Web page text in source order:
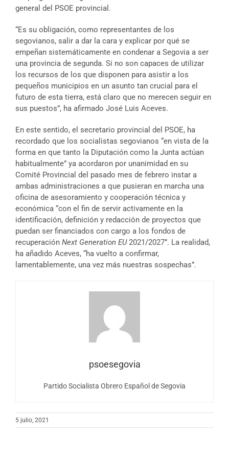
general del PSOE provincial.
“Es su obligación, como representantes de los
segovianos, salir a dar la cara y explicar por qué se
empeñan sistemáticamente en condenar a Segovia a ser
una provincia de segunda. Si no son capaces de utilizar
los recursos de los que disponen para asistir a los
pequeños municipios en un asunto tan crucial para el
futuro de esta tierra, está claro que no merecen seguir en
sus puestos”, ha afirmado José Luis Aceves.
En este sentido, el secretario provincial del PSOE, ha
recordado que los socialistas segovianos “en vista de la
forma en que tanto la Diputación como la Junta actúan
habitualmente” ya acordaron por unanimidad en su
Comité Provincial del pasado mes de febrero instar a
ambas administraciones a que pusieran en marcha una
oficina de asesoramiento y cooperación técnica y
económica “con el fin de servir activamente en la
identificación, definición y redacción de proyectos que
puedan ser financiados con cargo a los fondos de
recuperación Next Generation EU2021/2027”. La realidad,
ha añadido Aceves, “ha vuelto a confirmar,
lamentablemente, una vez más nuestras sospechas”.
psoesegovia
Partido Socialista Obrero Español de Segovia
5 julio, 2021